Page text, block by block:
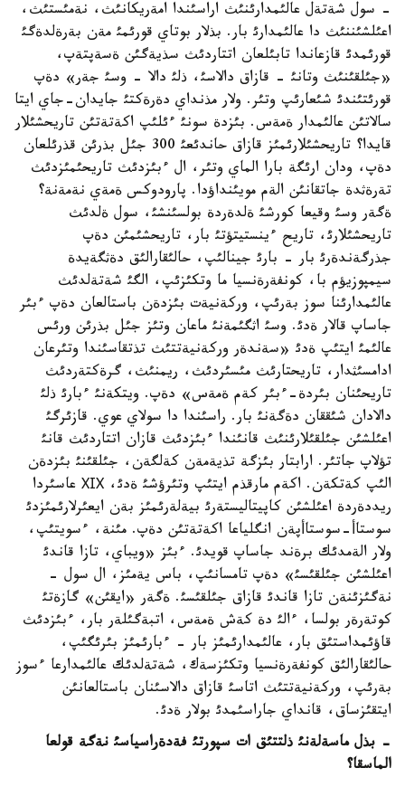
- سول شةتةل عالئمدارئنئث اراسئندا امةريكانئث، نةمئستئث،
اعئلشئننئث دا عالئمدارئ بار. بذلار بوتاي قورئمئ مةن بةرةلدةگئ
قورئمدئ قازعاندا تابئلعان اتتاردئث سذيةگئن ةسةپتةپ،
«جئلقئنئث وتانئ - قازاق دالاسئ، ذلئ دالا - وسئ جةر» دةپ
قورئتئندئ شئعارئپ وتئر. ولار مذنداي دةرةكتئ جايدان-جاي ايتا
سالاتئن عالئمدار ةمةس. بئزدة سونئ ءئلئپ اكةتةتئن تاريحشئلار
قايدا؟ تاريحشئلارئمئز قازاق حاندئعئ 300 جئل بذرئن قذرئلعان
دةپ، ودان ارئگة بارا الماي وتئر، ال ءبئزدئث تاريحئمئزدئث
تةرةثدة جاتقانئن الةم مويئنداؤدا. پارودوكس ةمةي نةمةنة؟
ةگةر وسئ وقيعا كورشئ ةلدةردة بولسئنشئ، سول ةلدئث
تاريحشئلارئ، تاريح ءينستيتؤتئ بار، تاريحشئمئن دةپ
جذرگةندةرئ بار - بارئ جينالئپ، حالئقارالئق دةثگةيدة
سيمپوزيؤم با، كونفةرةنسيا ما وتكئزئپ، الگئ شةتةلدئث
عالئمدارئنا سوز بةرئپ، وركةنيةت بئزدةن باستالعان دةپ ءبئر
جاساپ قالار ةدئ. وسئ اثگئمةنئ ماعان وتئز جئل بذرئن ورئس
عالئمئ ايتئپ ةدئ «سةندةر وركةنيةتتئث تذتقاسئندا وتئرعان
ادامسئثدار، تاريحتارئث مئسئردئث، ريمنئث، گرةكتةردئث
تاريحئنان بئردة-ءبئر كةم ةمةس» دةپ. ويتكةنئ ءبارئ ذلئ
دالادان شئققان دةگةنئ بار. راسئندا دا سولاي عوي. قازئرگئ
اعئلشئن جئلقئلارئنئث قانئندا ءبئزدئث قازان اتتاردئث قانئ
تؤلاپ جاتئر. ارابتار بئزگة تذيةمةن كةلگةن، جئلقئنئ بئزدةن
الئپ كةتكةن. اكةم مارقذم ايتئپ وتئرؤشئ ةدئ، ХІХ عاسئردا
ريددةردة اعئلشئن كاپيتاليستةرئ بيةلةرئمئز بةن ايعئرلارئمئزدئ
سوستاأ-سوستاأپةن انگلياعا اكةتةتئن دةپ. مئنة، ءسويتئپ،
ولار الةمدئك برةند جاساپ قويدئ. ءبئز «ويباي، تازا قاندئ
اعئلشئن جئلقئسئ» دةپ تامسانئپ، باس يةمئز، ال سول -
نةگئزئنةن تازا قاندئ قازاق جئلقئسئ. ةگةر «ايقئن» گازةتئ
كوتةرةر بولسا، ءالئ دة كةش ةمةس، اتبةگئلةر بار، ءبئزدئث
قاؤئمداستئق بار، عالئمدارئمئز بار - ءبارئمئز بئرئگئپ،
حالئقارالئق كونفةرةنسيا وتكئزسةك، شةتةلدئك عالئمدارعا ءسوز
بةرئپ، وركةنيةتتئث اتاسئ قازاق دالاسئنان باستالعانئن
ايتقئزساق، قانداي جاراسئمدئ بولار ةدئ.
- بذل ماسةلةنئ ذلتتئق ات سپورتئ فةدةراسياسئ نةگة قولعا
الماسقا؟